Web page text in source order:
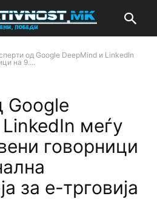
од Google DeepMind и LinkedIn
на 9....
Google
меѓу
говорници
за е-трговија